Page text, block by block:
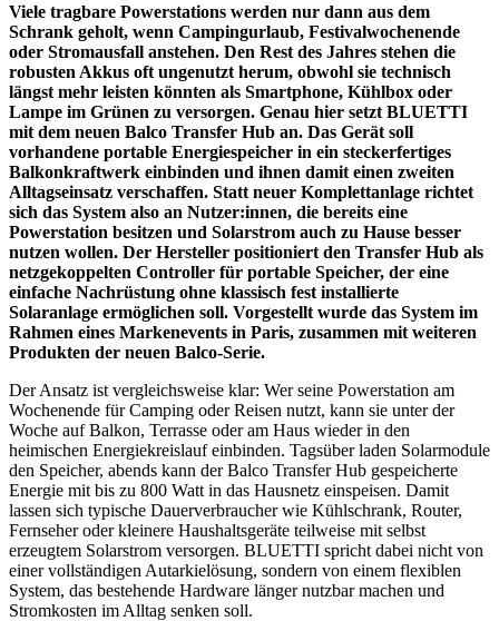
Viele tragbare Powerstations werden nur dann aus dem
Schrank geholt, wenn Campingurlaub, Festivalwochenende
oder Stromausfall anstehen. Den Rest des Jahres stehen die
robusten Akkus oft ungenutzt herum, obwohl sie technisch
längst mehr leisten könnten als Smartphone, Kühlbox oder
Lampe im Grünen zu versorgen. Genau hier setzt BLUETTI
mit dem neuen Balco Transfer Hub an. Das Gerät soll
vorhandene portable Energiespeicher in ein steckerfertiges
Balkonkraftwerk einbinden und ihnen damit einen zweiten
Alltagseinsatz verschaffen. Statt neuer Komplettanlage richtet
sich das System also an Nutzer:innen, die bereits eine
Powerstation besitzen und Solarstrom auch zu Hause besser
nutzen wollen. Der Hersteller positioniert den Transfer Hub als
netzgekoppelten Controller für portable Speicher, der eine
einfache Nachrüstung ohne klassisch fest installierte
Solaranlage ermöglichen soll. Vorgestellt wurde das System im
Rahmen eines Markenevents in Paris, zusammen mit weiteren
Produkten der neuen Balco-Serie.
Der Ansatz ist vergleichsweise klar: Wer seine Powerstation am
Wochenende für Camping oder Reisen nutzt, kann sie unter der
Woche auf Balkon, Terrasse oder am Haus wieder in den
heimischen Energiekreislauf einbinden. Tagsüber laden Solarmodule
den Speicher, abends kann der Balco Transfer Hub gespeicherte
Energie mit bis zu 800 Watt in das Hausnetz einspeisen. Damit
lassen sich typische Dauerverbraucher wie Kühlschrank, Router,
Fernseher oder kleinere Haushaltsgeräte teilweise mit selbst
erzeugtem Solarstrom versorgen. BLUETTI spricht dabei nicht von
einer vollständigen Autarkielösung, sondern von einem flexiblen
System, das bestehende Hardware länger nutzbar machen und
Stromkosten im Alltag senken soll.